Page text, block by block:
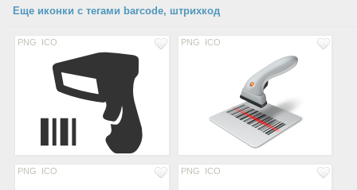
Еще иконки с тегами barcode, штрихкод
PNG ICO PNG ICO
PNG ICO PNG ICO